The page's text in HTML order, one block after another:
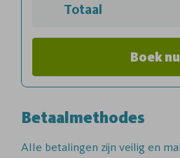
Totaal
Boek
Betaalmethodes
Alle betalingen zijn veilig en